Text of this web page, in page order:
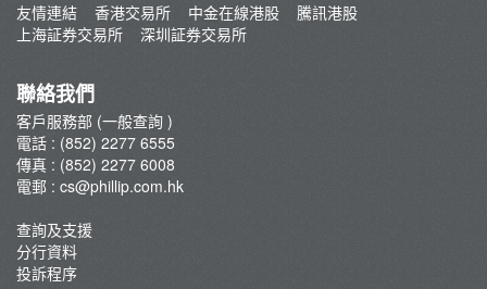
查詢及支援
轉入股票
孖展及利率
佣金及收費資料
表格下載
最新推廣及優惠
重要通知
友情連結
香港交易所 中金在線港股
騰訊港股
上海証券交易所
深圳証券交易所
聯絡我們
客戶服務部 (一般查詢 )
電話 : (852) 2277 6555
傳真 : (852) 2277 6008
電郵 : cs@phillip.com.hk
查詢及支援
分行資料
投訴程序